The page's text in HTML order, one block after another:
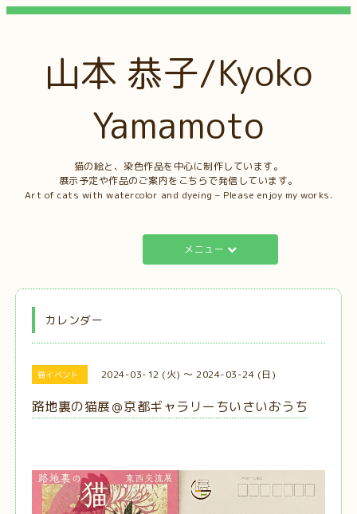
山本 恭子/Kyoko
Yamamoto
猫の絵と、染色作品を中心に制作しています。
展示予定や作品のご案内をこちらで発信しています。
Art of cats with watercolor and dyeing – Please enjoy my works.
メニュー
カレンダー
猫イベント 2024-03-12 (火) ～ 2024-03-24 (日)
路地裏の猫展＠京都ギャラリーちいさいおうち